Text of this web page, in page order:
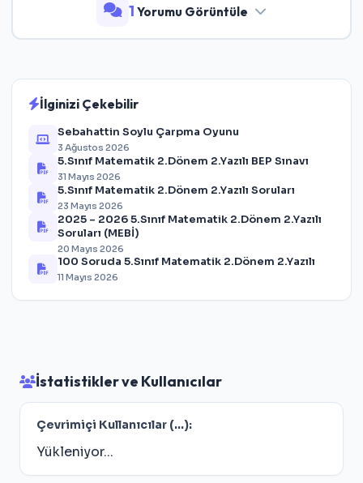
1 Yorumu Görüntüle
İlginizi Çekebilir
Sebahattin Soylu Çarpma Oyunu
3 Ağustos 2026
5.Sınıf Matematik 2.Dönem 2.Yazılı BEP Sınavı
31 Mayıs 2026
5.Sınıf Matematik 2.Dönem 2.Yazılı Soruları
23 Mayıs 2026
2025 – 2026 5.Sınıf Matematik 2.Dönem 2.Yazılı
Soruları (MEBİ)
20 Mayıs 2026
100 Soruda 5.Sınıf Matematik 2.Dönem 2.Yazılı
11 Mayıs 2026
İstatistikler ve Kullanıcılar
Çevrimiçi Kullanıcılar (...):
Yükleniyor...